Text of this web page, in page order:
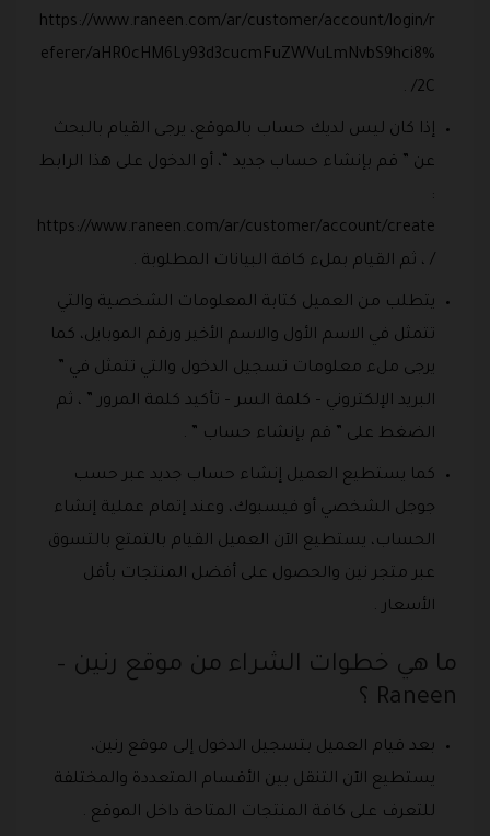
https://www.raneen.com/ar/customer/account/login/r
eferer/aHR0cHM6Ly93d3cucmFuZWVuLmNvbS9hci8%
2C/ .
إذا كان ليس لديك حساب بالموقع، يرجى القيام بالبحث
عن ” قم بإنشاء حساب جديد “، أو الدخول على هذا الرابط
:
https://www.raneen.com/ar/customer/account/create
/ ، ثم القيام بملء كافة البيانات المطلوبة .
يتطلب من العميل كتابة المعلومات الشخصية والتي
تتمثل في الاسم الأول والاسم الأخير ورقم الموبايل، كما
يرجى ملء معلومات تسجيل الدخول والتي تتمثل في ”
البريد الإلكتروني – كلمة السر – تأكيد كلمة المرور ” ، ثم
الضغط على ” قم بإنشاء حساب ” .
كما يستطيع العميل إنشاء حساب جديد عبر حسب
جوجل الشخصي أو فيسبوك، وعند إتمام عملية إنشاء
الحساب، يستطيع الآن العميل القيام بالتمتع بالتسوق
عبر متجر نين والحصول على أفضل المنتجات بأقل
الأسعار .
ما هي خطوات الشراء من موقع رنين –
Raneen ؟
بعد قيام العميل بتسجيل الدخول إلى موقع رنين،
يستطيع الآن التنقل بين الأقسام المتعددة والمختلفة
للتعرف على كافة المنتجات المتاحة داخل الموقع .